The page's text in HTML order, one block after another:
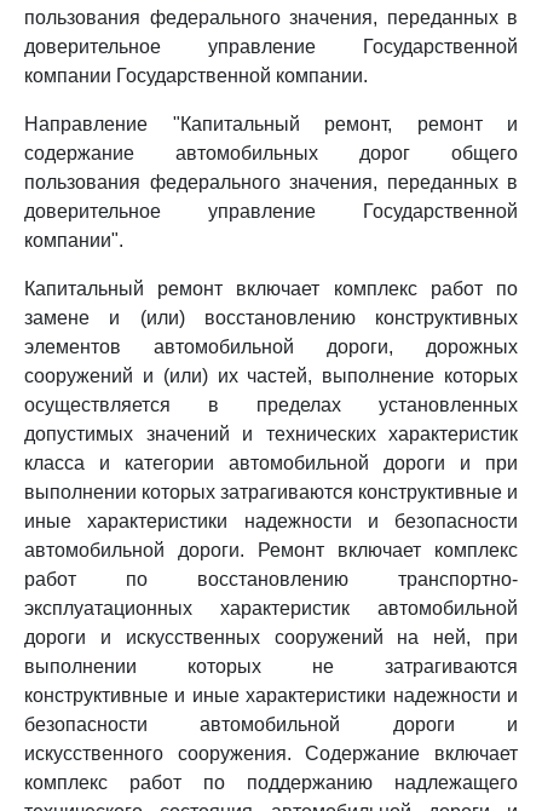
пользования федерального значения, переданных в
доверительное управление Государственной
компании Государственной компании.
Направление "Капитальный ремонт, ремонт и
содержание автомобильных дорог общего
пользования федерального значения, переданных в
доверительное управление Государственной
компании".
Капитальный ремонт включает комплекс работ по
замене и (или) восстановлению конструктивных
элементов автомобильной дороги, дорожных
сооружений и (или) их частей, выполнение которых
осуществляется в пределах установленных
допустимых значений и технических характеристик
класса и категории автомобильной дороги и при
выполнении которых затрагиваются конструктивные и
иные характеристики надежности и безопасности
автомобильной дороги. Ремонт включает комплекс
работ по восстановлению транспортно-
эксплуатационных характеристик автомобильной
дороги и искусственных сооружений на ней, при
выполнении которых не затрагиваются
конструктивные и иные характеристики надежности и
безопасности автомобильной дороги и
искусственного сооружения. Содержание включает
комплекс работ по поддержанию надлежащего